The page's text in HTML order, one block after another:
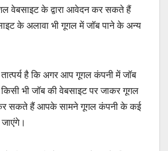
वेबसाइट के द्वारा आवेदन कर सकते हैं
के अलावा भी गूगल में जॉब पाने के अन्य
तात्पर्य है कि अगर आप गूगल कंपनी में जॉब
भी जॉब की वेबसाइट पर जाकर गूगल
सकते हैं आपके सामने गूगल कंपनी के कई